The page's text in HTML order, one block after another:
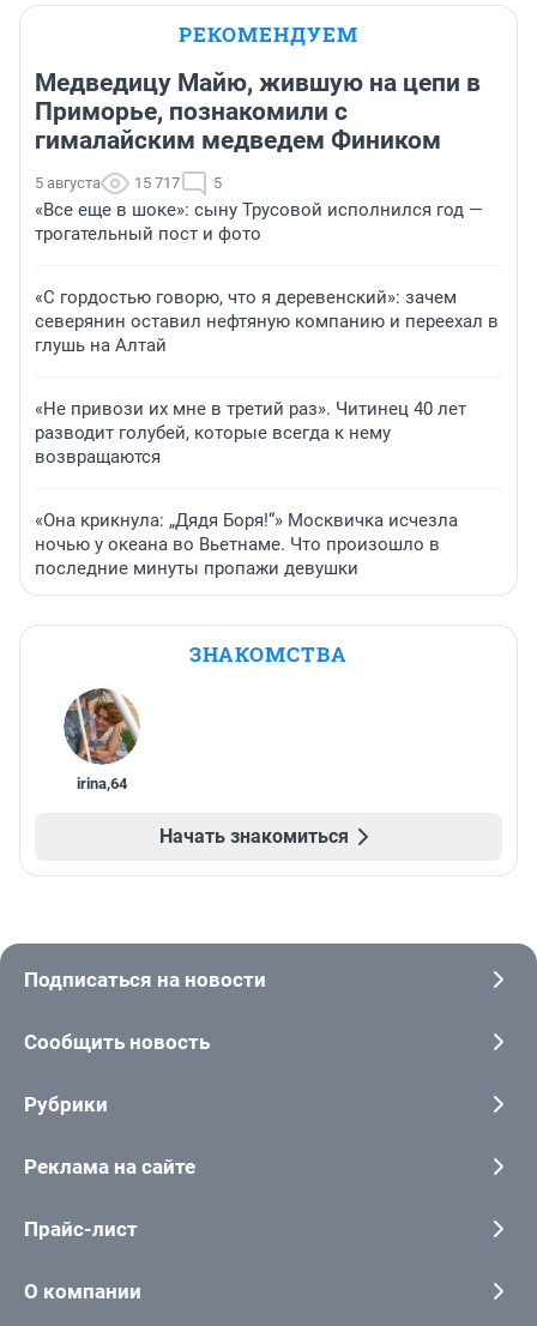
РЕКОМЕНДУЕМ
Медведицу Майю, жившую на цепи в
Приморье, познакомили с
гималайским медведем Фиником
5 августа 15 717 5
«Все еще в шоке»: сыну Трусовой исполнился год —
трогательный пост и фото
«С гордостью говорю, что я деревенский»: зачем
северянин оставил нефтяную компанию и переехал в
глушь на Алтай
«Не привози их мне в третий раз». Читинец 40 лет
разводит голубей, которые всегда к нему
возвращаются
«Она крикнула: „Дядя Боря!“» Москвичка исчезла
ночью у океана во Вьетнаме. Что произошло в
последние минуты пропажи девушки
ЗНАКОМСТВА
irina,64
Начать знакомиться
Подписаться на новости
Сообщить новость
Рубрики
Реклама на сайте
Прайс-лист
О компании